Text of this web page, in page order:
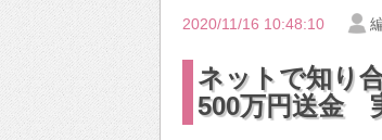
2020/11/16 10:48:10
ネットで知り
500万円送金